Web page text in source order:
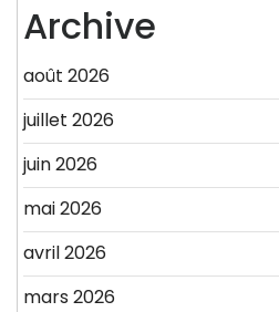
Archive
août 2026
juillet 2026
juin 2026
mai 2026
avril 2026
mars 2026